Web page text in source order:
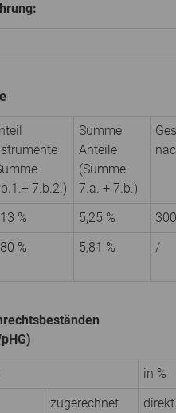
7.b.2.)
Summe
Anteile
(Summe
7.a. + 7.b.)
% 5,25 %
% 5,81 % /
in %
zugerechnet
direkt